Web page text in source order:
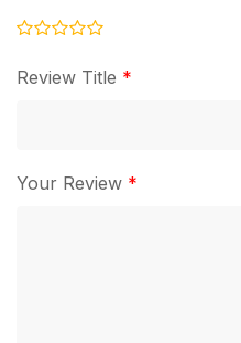
Review Title *
Your Review *